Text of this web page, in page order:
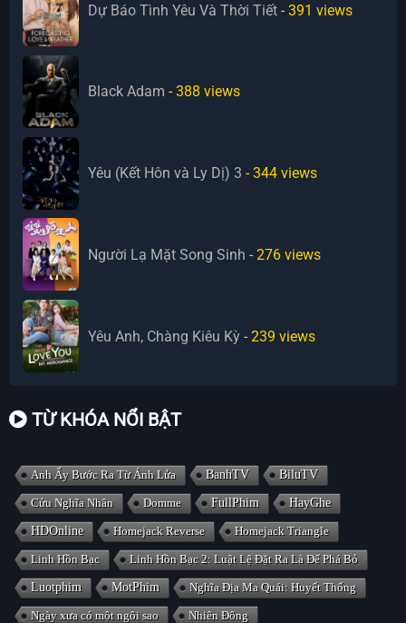
Dự Báo Tình Yêu Và Thời Tiết - 391 views
Black Adam - 388 views
Yêu (Kết Hôn và Ly Dị) 3 - 344 views
Người Lạ Mặt Song Sinh - 276 views
Yêu Anh, Chàng Kiêu Kỳ - 239 views
TỪ KHÓA NỔI BẬT
Anh Ấy Bước Ra Từ Ánh Lửa BanhTV BiluTV
Cửu Nghĩa Nhân Domme FullPhim HayGhe
HDOnline Homejack Reverse Homejack Triangle
Linh Hồn Bạc Linh Hồn Bạc 2: Luật Lệ Đặt Ra Là Để Phá Bỏ
Luotphim MotPhim Nghĩa Địa Ma Quái: Huyết Thống
Ngày xưa có một ngôi sao Nhiên Đông